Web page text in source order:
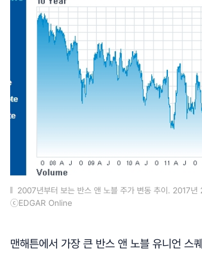
2007년부터 보는 반스 앤 노블 주가 변동 추이. 2017년
ⓒEDGAR Online
맨해튼에서 가장 큰 반스 앤 노블 유니언 스